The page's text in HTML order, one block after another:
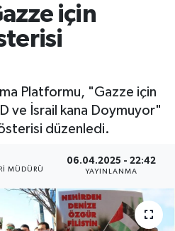
için
Platformu, "Gazze için
ve İsrail kana Doymuyor"
düzenledi.
MÜDÜRÜ
06.04.2025 - 22:42
YAYINLANMA
Haritası
ve Fikstür